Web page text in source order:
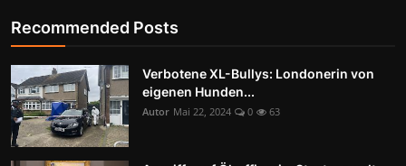
Recommended Posts
Verbotene XL-Bullys: Londonerin von
eigenen Hunden...
Autor Mai 22, 2024 0 63